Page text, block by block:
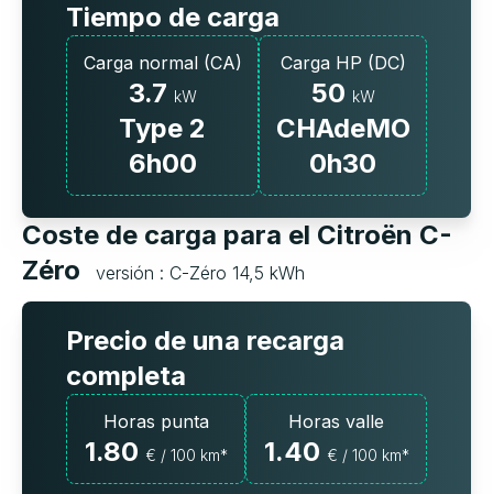
Tiempo de carga
Carga normal (CA)
3.7 kW
Type 2
6h00
Carga HP (DC)
50 kW
CHAdeMO
0h30
Coste de carga para el Citroën C-
Zéro
versión : C-Zéro 14,5 kWh
Precio de una recarga
completa
Horas punta
1.80 € / 100 km*
Horas valle
1.40 € / 100 km*